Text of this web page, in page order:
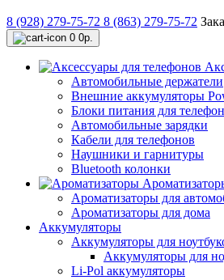
8 (928) 279-75-72 8 (863) 279-75-72
0 0р.
Автомобильные держатели
Внешние аккумуляторы
Блоки питания для
Автомобильные зарядки
Кабели для телефонов
Наушники и гарнитуры
Bluetooth колонки
Ароматизаторы для
Ароматизаторы для дома
Аккумуляторы
Аккумуляторы для
Аккумуляторы для
Li-Pol аккумуляторы